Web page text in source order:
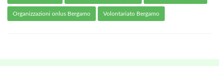
Organizzazioni onlus Bergamo Volontariato Bergamo